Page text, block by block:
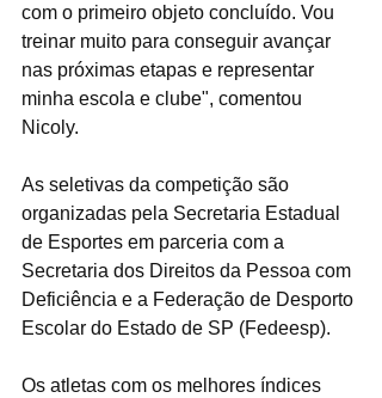
com o primeiro objeto concluído. Vou
treinar muito para conseguir avançar
nas próximas etapas e representar
minha escola e clube", comentou
Nicoly.
As seletivas da competição são
organizadas pela Secretaria Estadual
de Esportes em parceria com a
Secretaria dos Direitos da Pessoa com
Deficiência e a Federação de Desporto
Escolar do Estado de SP (Fedeesp).
Os atletas com os melhores índices